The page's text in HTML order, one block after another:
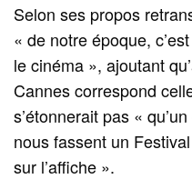
Selon ses propos
« de notre époque,
le cinéma », ajoutant
Cannes correspond
s’étonnerait pas «
nous fassent un
sur l’affiche ».